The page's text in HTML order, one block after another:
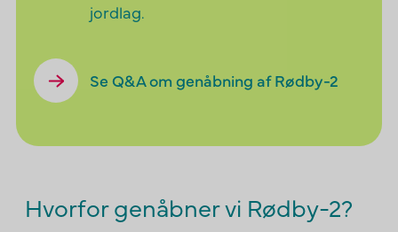
jordlag.
Se Q&A om genåbning af Rødby-2
Hvorfor genåbner vi Rødby-2?